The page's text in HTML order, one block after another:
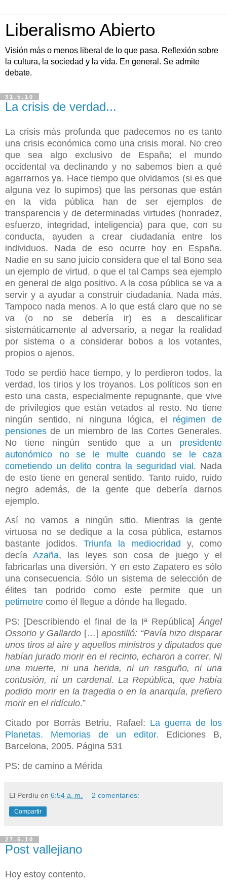
Liberalismo Abierto
Visión más o menos liberal de lo que pasa. Reflexión sobre
la cultura, la sociedad y la vida. En general. Se admite
debate.
31.5.10
La crisis de verdad...
La crisis más profunda que padecemos no es tanto
una crisis económica como una crisis moral. No creo
que sea algo exclusivo de España; el mundo
occidental va declinando y no sabemos bien a qué
agarrarnos ya. Hace tiempo que olvidamos (si es que
alguna vez lo supimos) que las personas que están
en la vida pública han de ser ejemplos de
transparencia y de determinadas virtudes (honradez,
esfuerzo, integridad, inteligencia) para que, con su
conducta, ayuden a crear ciudadanía entre los
individuos. Nada de eso ocurre hoy en España.
Nadie en su sano juicio considera que el tal Bono sea
un ejemplo de virtud, o que el tal Camps sea ejemplo
en general de algo positivo. A la cosa pública se va a
servir y a ayudar a construir ciudadanía. Nada más.
Tampoco nada menos. A lo que está claro que no se
va (o no se debería ir) es a descalificar
sistemáticamente al adversario, a negar la realidad
por sistema o a considerar bobos a los votantes,
propios o ajenos.
Todo se perdió hace tiempo, y lo perdieron todos, la
verdad, los tirios y los troyanos. Los políticos son en
esto una casta, especialmente repugnante, que vive
de privilegios que están vetados al resto. No tiene
ningún sentido, ni ninguna lógica, el régimen de
pensionesde un miembro de las Cortes Generales.
No tiene ningún sentido que a un presidente
autonómico no se le multe cuando se le caza
cometiendo un delito contra la seguridad vial. Nada
de esto tiene en general sentido. Tanto ruido, ruido
negro además, de la gente que debería darnos
ejemplo.
Así no vamos a ningún sitio. Mientras la gente
virtuosa no se dedique a la cosa pública, estamos
bastante jodidos.Triunfa la mediocridad y, como
decíaAzaña, las leyes son cosa de juego y el
fabricarlas una diversión. Y en esto Zapatero es sólo
una consecuencia. Sólo un sistema de selección de
élites tan podrido como este permite que un
petimetre como él llegue a dónde ha llegado.
PS: [Describiendo el final de la Iª República]Ángel
Ossorio y Gallardo […] apostilló: “Pavía hizo disparar
unos tiros al aire y aquellos ministros y diputados que
habían jurado morir en el recinto, echaron a correr. Ni
una muerte, ni una herida, ni un rasguño, ni una
contusión, ni un cardenal. La República, que había
podido morir en la tragedia o en la anarquía, prefiero
morir en el ridículo.”
Citado por Borràs Betriu, Rafael: La guerra de los
Planetas. Memorias de un editor. Ediciones B,
Barcelona, 2005. Página 531
PS: de camino a Mérida
El Perdíu en 6:54 a. m. 2 comentarios:
Compartir
27.5.10
Post vallejiano
Hoy estoy contento.